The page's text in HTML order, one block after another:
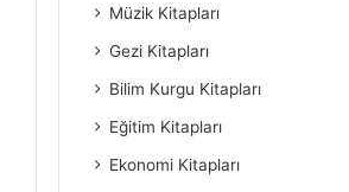
Müzik Kitapları
Gezi Kitapları
Bilim Kurgu Kitapları
Eğitim Kitapları
Ekonomi Kitapları